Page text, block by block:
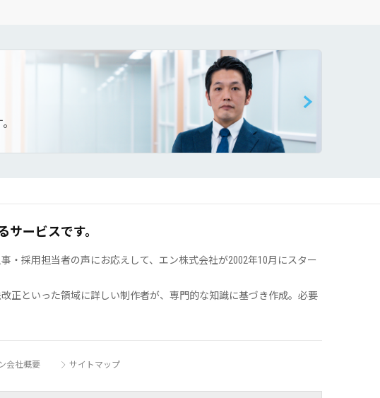
ービスです。
・採用担当者の声にお応えして、エン株式会社が2002年10月にスター
正といった領域に詳しい制作者が、専門的な知識に基づき作成。必要
会社概要 サイトマップ